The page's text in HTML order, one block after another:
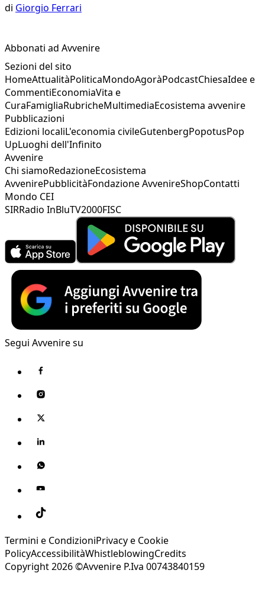
di Giorgio Ferrari
Abbonati ad Avvenire
Sezioni del sito
HomeAttualitàPoliticaMondoAgoràPodcastChiesaIdee e
CommentiEconomiaVita e
CuraFamigliaRubricheMultimediaEcosistema avvenire
Pubblicazioni
Edizioni localiL'economia civileGutenbergPopotusPop
UpLuoghi dell'Infinito
Avvenire
Chi siamoRedazioneEcosistema
AvvenirePubblicitàFondazione AvvenireShopContatti
Mondo CEI
SIRRadio InBluTV2000FISC
Segui Avvenire su
Termini e CondizioniPrivacy e Cookie
PolicyAccessibilitàWhistleblowingCredits
Copyright 2026 ©Avvenire P.Iva 00743840159